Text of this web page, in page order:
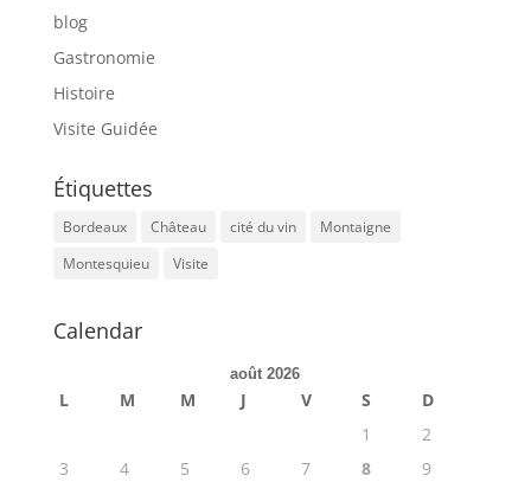
blog
Gastronomie
Histoire
Visite Guidée
Étiquettes
Bordeaux Château cité du vin
Montaigne
Montesquieu
Visite
Calendar
août 2026
L M M J V S
D
1
2
3
4 5 6 7 8
9